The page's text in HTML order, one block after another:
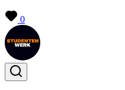
0